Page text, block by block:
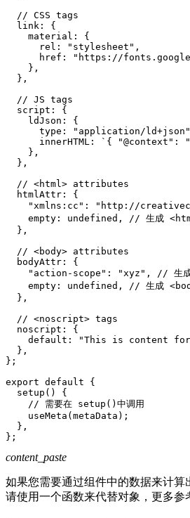
// CSS tags
link :
{
material :
{
rel : "stylesheet" ,
href :
"https://
} ,
} ,
// JS tags
script :
{
ldJson :
{
type : "application/ld+json"
innerHTML : ` { "@context":
} ,
} ,
// <html> attributes
htmlAttr :
{
"xmlns:cc" : "http://
empty : undefined ,
// 生成
} ,
// <body> attributes
bodyAttr :
{
"action-scope" : "xyz" ,
// 生
empty : undefined ,
// 生成
} ,
// <noscript> tags
noscript :
{
default :
"This is content
} ,
} ;
export default
{
setup ( )
{
// 需要在 setup()中调用
useMeta ( metaData ) ;
} ,
} ;
content_paste
如果您需要通过组件中的数据来计算
请使用一个函数来代替对象，更多参